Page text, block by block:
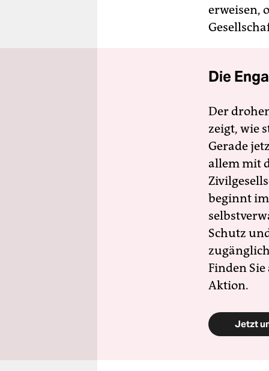
erweisen,
Die
Der
zeigt, wie
Gerade
allem mit
beginnt
Schutz
Finden
Aktion.
Jetzt